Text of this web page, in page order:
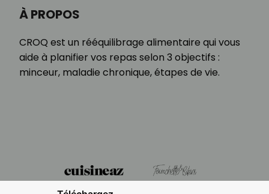
À PROPOS
CROQ est un rééquilibrage alimentaire qui vous
aide à planifier vos repas selon 3 objectifs :
minceur, maladie chronique, étapes de vie.